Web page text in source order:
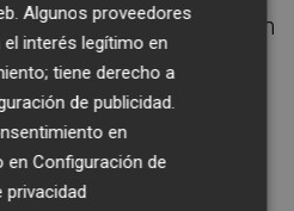
tiene que ver con
relaciones
satisfactorias con el
Funcionar en
estructuración de la
Se pierde la fisicidad
Algunos proveedores
interés legítimo en
tiene derecho a
de publicidad
en
enConfiguración de
privacidad